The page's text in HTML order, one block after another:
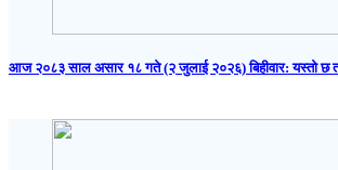
आज २०८३ साल असार १८ गते (२ जुलाई २०२६) बिहीवार: यस्तो